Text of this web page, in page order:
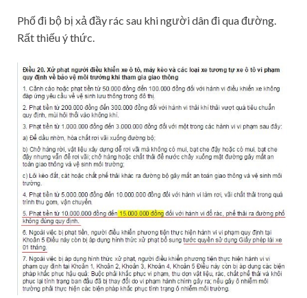
Phố đi bộ bị xả đầy rác sau khi người dân đi qua đường.
Rất thiếu ý thức.